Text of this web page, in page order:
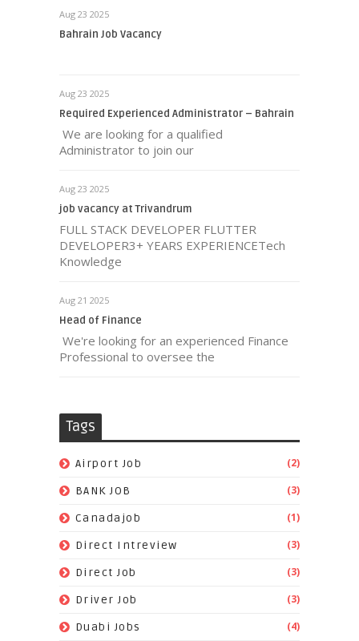
Aug 23 2025
Bahrain Job Vacancy
Aug 23 2025
Required Experienced Administrator – Bahrain
We are looking for a qualified
Administrator to join our
Aug 23 2025
job vacancy at Trivandrum
FULL STACK DEVELOPER FLUTTER
DEVELOPER3+ YEARS EXPERIENCETech
Knowledge
Aug 21 2025
Head of Finance
We're looking for an experienced Finance
Professional to oversee the
Tags
Airport Job (2)
BANK JOB (3)
Canadajob (1)
Direct Intreview (3)
Direct Job (3)
Driver Job (3)
Duabi Jobs (4)